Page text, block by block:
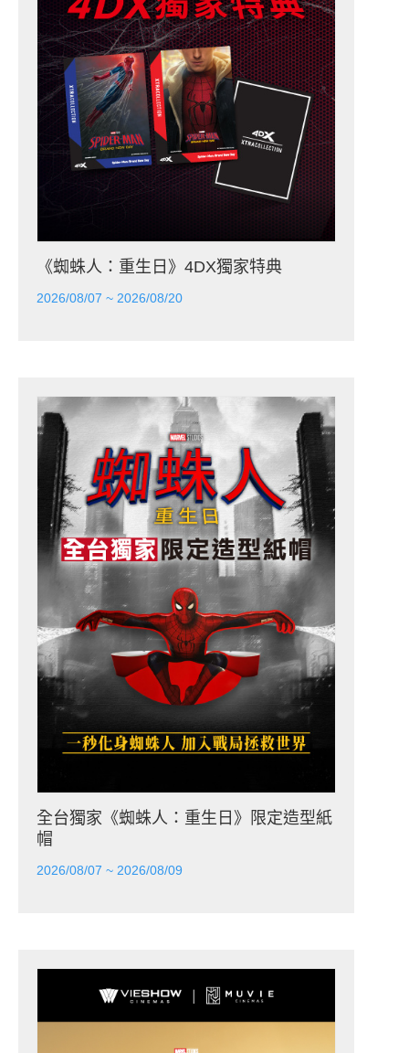
《蜘蛛人：重生日》4DX獨家特典
2026/08/07 ~ 2026/08/20
全台獨家《蜘蛛人：重生日》限定造型紙
帽
2026/08/07 ~ 2026/08/09